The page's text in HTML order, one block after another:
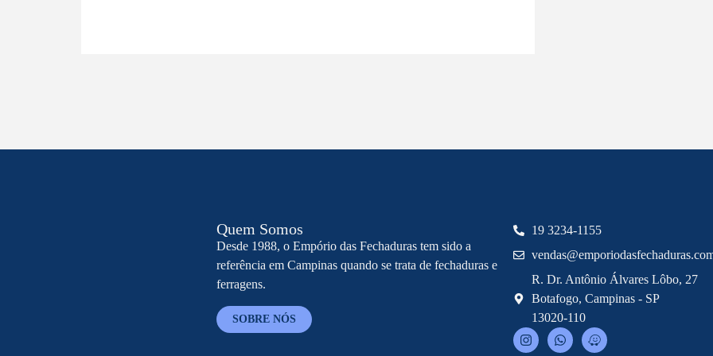
Quem Somos
Desde 1988, o Empório das Fechaduras tem sido a
referência em Campinas quando se trata de fechaduras e
ferragens.
SOBRE NÓS
19 3234-1155
R. Dr. Antônio Álvares Lôbo, 27
Botafogo, Campinas - SP
13020-110